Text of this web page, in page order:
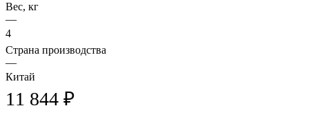
Вес, кг
—
4
Страна производства
—
Китай
11 844 ₽